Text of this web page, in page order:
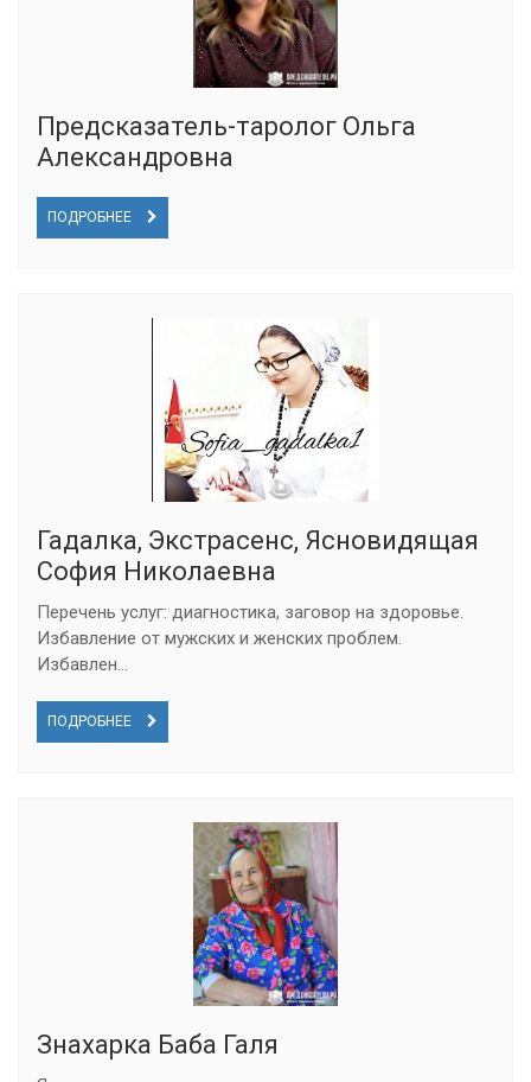
Предсказатель-таролог Ольга
Александровна
ПОДРОБНЕЕ
Гадалка, Экстрасенс, Ясновидящая
София Николаевна
Перечень услуг: диагностика, заговор на здоровье.
Избавление от мужских и женских проблем.
Избавлен...
ПОДРОБНЕЕ
Знахарка Баба Галя